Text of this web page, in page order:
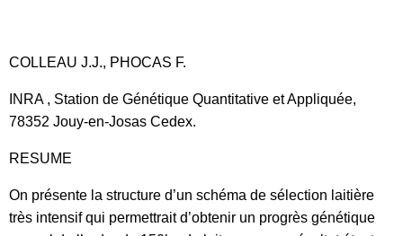
COLLEAU J.J., PHOCAS F.
INRA , Station de Génétique Quantitative et Appliquée,
78352 Jouy-en-Josas Cedex.
RESUME
On présente la structure d’un schéma de sélection laitière
très intensif qui permettrait d’obtenir un progrès génétique